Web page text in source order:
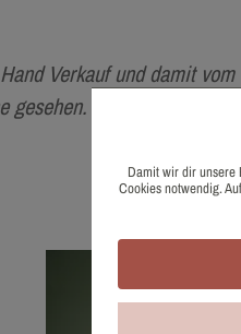
Verkauf und damit
gesehen. Aufgrund der
Damit wir dir unsere
Cookies notwendig.